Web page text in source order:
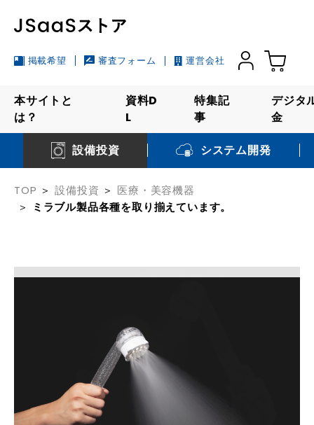
掲載希望 審査フォーム 運営会社
本サイトと
は？
資料D
L
特集記
事
デジタ
金
設備投資 システム開発
TOP 設備投資
医療・美容機器
ミラブル製品各種を取り揃えています。